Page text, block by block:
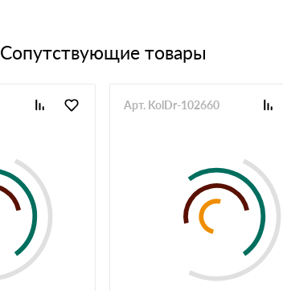
Сопутствующие товары
Арт. KolDr-102660